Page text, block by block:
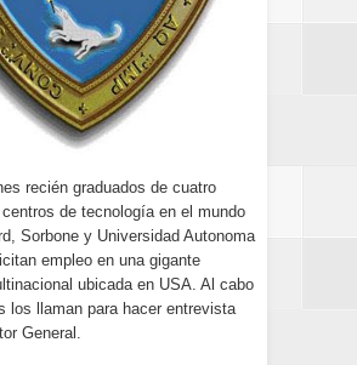
recién graduados de cuatro
de tecnología en el mundo
Sorbone y Universidad Autonoma
empleo en una gigante
ubicada en USA. Al cabo
los llaman para hacer entrevista
General.